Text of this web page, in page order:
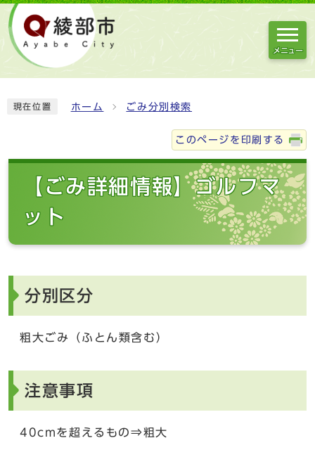
メニュー
現在位置 ホーム ごみ分別検索
このページを印刷する
【ごみ詳細情報】ゴルフマ
ット
分別区分
粗大ごみ（ふとん類含む）
注意事項
40cmを超えるもの⇒粗大